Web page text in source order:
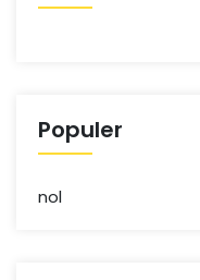
Populer
nol